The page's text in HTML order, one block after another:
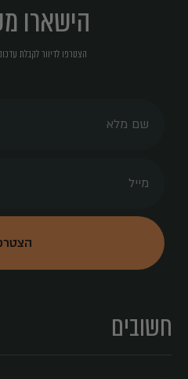
הישארו
הצטרפו לדיוור לקבלת
חשובים